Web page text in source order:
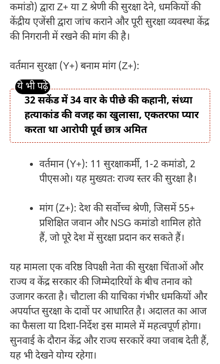
कमांडो) द्वारा Z+ या Z श्रेणी की सुरक्षा देने, धमकियों की
केंद्रीय एजेंसी द्वारा जांच कराने और पूरी सुरक्षा व्यवस्था केंद्र
की निगरानी में रखने की मांग की है।
वर्तमान सुरक्षा (Y+) बनाम मांग (Z+):
32 सकेंड में 34 वार के पीछे की कहानी, संध्या
हत्याकांड की वजह का खुलासा, एकतरफा प्यार
करता था आरोपी पूर्व छात्र अमित
वर्तमान (Y+): 11 सुरक्षाकर्मी, 1-2 कमांडो, 2
पीएसओ। यह मुख्यतः राज्य स्तर की सुरक्षा है।
मांग (Z+): देश की सर्वोच्च श्रेणी, जिसमें 55+
प्रशिक्षित जवान और NSG कमांडो शामिल होते
हैं, जो पूरे देश में सुरक्षा प्रदान कर सकते हैं।
यह मामला एक वरिष्ठ विपक्षी नेता की सुरक्षा चिंताओं और
राज्य व केंद्र सरकार की जिम्मेदारियों के बीच तनाव को
उजागर करता है। चौटाला की याचिका गंभीर धमकियों और
अपर्याप्त सुरक्षा के दावों पर आधारित है। अदालत का आज
का फैसला या दिशा-निर्देश इस मामले में महत्वपूर्ण होगा।
सुनवाई के दौरान केंद्र और राज्य सरकारें क्या जवाब देती हैं,
यह भी देखने योग्य रहेगा।